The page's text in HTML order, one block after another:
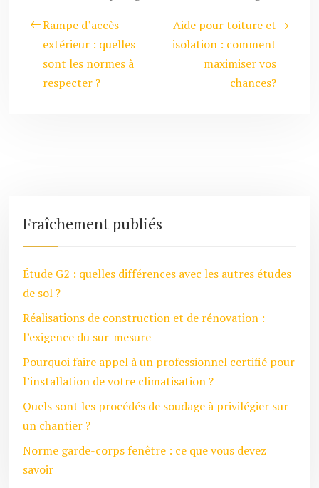
Rampe d’accès
extérieur : quelles
sont les normes à
respecter ?
Aide pour toiture et
isolation : comment
maximiser vos
chances?
Fraîchement publiés
Étude G2 : quelles différences avec les autres études
de sol ?
Réalisations de construction et de rénovation :
l’exigence du sur-mesure
Pourquoi faire appel à un professionnel certifié pour
l’installation de votre climatisation ?
Quels sont les procédés de soudage à privilégier sur
un chantier ?
Norme garde-corps fenêtre : ce que vous devez
savoir